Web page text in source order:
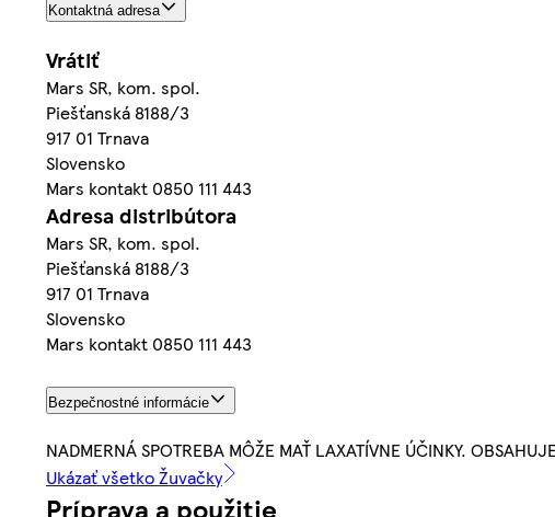
Kontaktná adresa
Vrátiť
Mars SR, kom. spol.
Piešťanská 8188/3
917 01 Trnava
Slovensko
Mars kontakt 0850 111 443
Adresa distribútora
Mars SR, kom. spol.
Piešťanská 8188/3
917 01 Trnava
Slovensko
Mars kontakt 0850 111 443
Bezpečnostné informácie
NADMERNÁ SPOTREBA MÔŽE MAŤ LAXATÍVNE ÚČINKY.
Ukázať všetko Žuvačky
Príprava a použitie